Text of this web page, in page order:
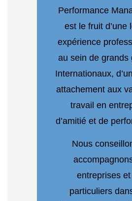
Performance
est le fruit d’une
expérience
au sein de grands
Internationaux,
attachement aux
travail en
d’amitié et de
Nous
entreprises
particuliers